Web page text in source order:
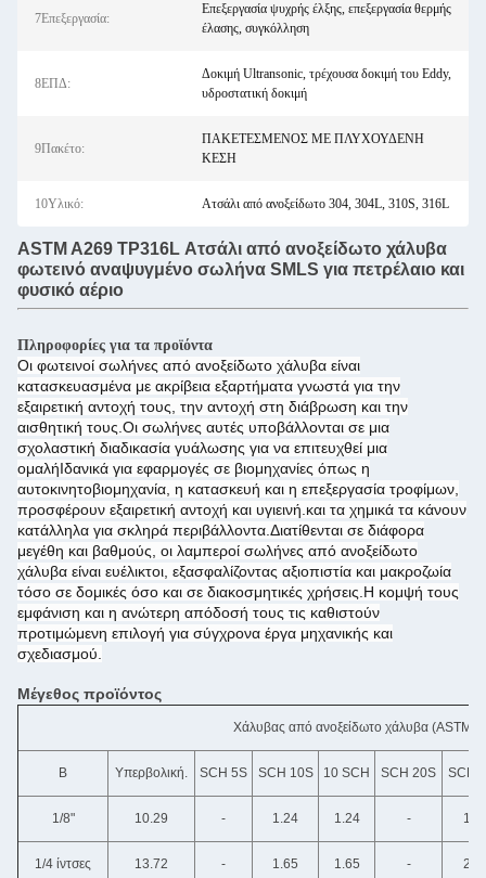
7Επεξεργασία:
Επεξεργασία ψυχρής έλξης, επεξεργασία θερμής
έλασης, συγκόλληση
8ΕΠΔ:
Δοκιμή Ultransonic, τρέχουσα δοκιμή του Eddy,
υδροστατική δοκιμή
9Πακέτο:
ΠΑΚΕΤΕΣΜΕΝΟΣ ΜΕ ΠΛΥΧΟΥΔΕΝΗ
ΚΕΣΗ
10Υλικό: Ατσάλι από ανοξείδωτο 304, 304L, 310S, 316L
ASTM A269 TP316L Ατσάλι από ανοξείδωτο χάλυβα
φωτεινό αναψυγμένο σωλήνα SMLS για πετρέλαιο και
φυσικό αέριο
Πληροφορίες για τα προϊόντα
Οι φωτεινοί σωλήνες από ανοξείδωτο χάλυβα είναι
κατασκευασμένα με ακρίβεια εξαρτήματα γνωστά για την
εξαιρετική αντοχή τους, την αντοχή στη διάβρωση και την
αισθητική τους.Οι σωλήνες αυτές υποβάλλονται σε μια
σχολαστική διαδικασία γυάλωσης για να επιτευχθεί μια
ομαλήΙδανικά για εφαρμογές σε βιομηχανίες όπως η
αυτοκινητοβιομηχανία, η κατασκευή και η επεξεργασία τροφίμων,
προσφέρουν εξαιρετική αντοχή και υγιεινή.και τα χημικά τα κάνουν
κατάλληλα για σκληρά περιβάλλοντα.Διατίθενται σε διάφορα
μεγέθη και βαθμούς, οι λαμπεροί σωλήνες από ανοξείδωτο
χάλυβα είναι ευέλικτοι, εξασφαλίζοντας αξιοπιστία και μακροζωία
τόσο σε δομικές όσο και σε διακοσμητικές χρήσεις.Η κομψή τους
εμφάνιση και η ανώτερη απόδοσή τους τις καθιστούν
προτιμώμενη επιλογή για σύγχρονα έργα μηχανικής και
σχεδιασμού.
Μέγεθος προϊόντος
Χάλυβας από ανοξείδωτο χάλυβα (ASTM/
Β Υπερβολική. SCH 5S SCH 10S 10 SCH SCH 20S SCH
1/8" 10.29 - 1.24 1.24 -
1/4 ίντσες 13.72 - 1.65 1.65 -